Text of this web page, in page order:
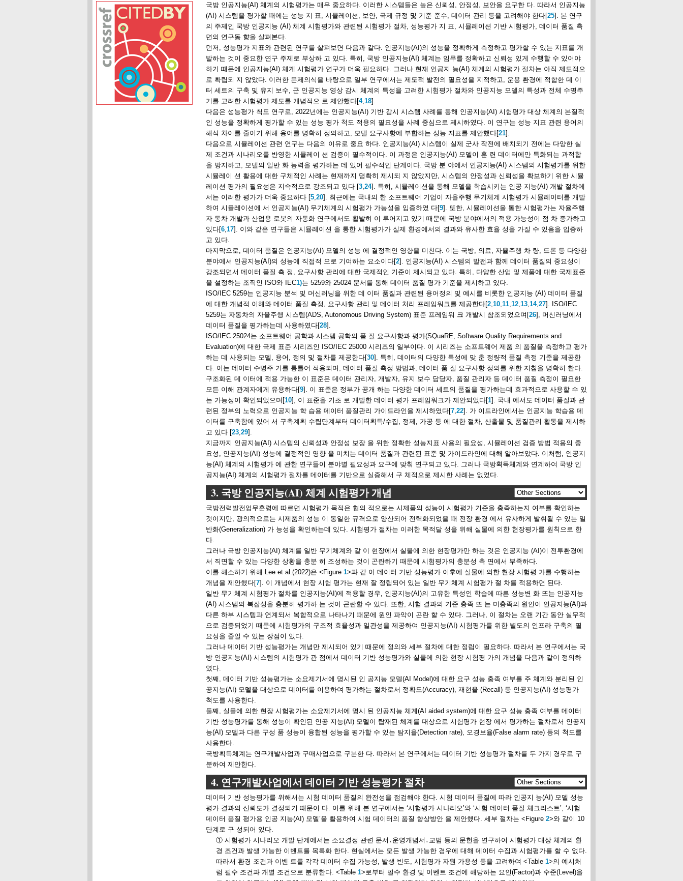
국방 인공지능(AI) 체계의 시험평가는 매우 중요하다. 이러한 시스템들은 높은 신뢰성, 안정성, 보안을 요구한 다. 따라서 인공지능
(AI) 시스템을 평가할 때에는 성능 지 표, 시뮬레이션, 보안, 국제 규정 및 기준 준수, 데이터 관리 등을 고려해야 한다[25]. 본 연구
의 주제인 국방 인공지능 (AI) 체계 시험평가와 관련된 시험평가 절차, 성능평가 지 표, 시뮬레이션 기반 시험평가, 데이터 품질 측
면의 연구동 향을 살펴본다.
먼저, 성능평가 지표와 관련된 연구를 살펴보면 다음과 같다. 인공지능(AI)의 성능을 정확하게 측정하고 평가할 수 있는 지표를 개
발하는 것이 중요한 연구 주제로 부상하 고 있다. 특히, 국방 인공지능(AI) 체계는 임무를 정확하고 신뢰성 있게 수행할 수 있어야
하기 때문에 인공지능(AI) 체계 시험평가 연구가 더욱 필요하다. 그러나 현재 인공지 능(AI) 체계의 시험평가 절차는 아직 제도적으
로 확립되 지 않았다. 이러한 문제의식을 바탕으로 일부 연구에서는 제도적 발전의 필요성을 지적하고, 운용 환경에 적합한 데 이
터 세트의 구축 및 유지 보수, 군 인공지능 영상 감시 체계의 특성을 고려한 시험평가 절차와 인공지능 모델의 특성과 전체 수명주
기를 고려한 시험평가 제도를 개념적으 로 제안했다[4, 18].
다음은 성능평가 척도 연구로, 2022년에는 인공지능(AI) 기반 감시 시스템 사례를 통해 인공지능(AI) 시험평가 대상 체계의 본질적
인 성능을 정확하게 평가할 수 있는 성능 평가 척도 적용의 필요성을 사례 중심으로 제시하였다. 이 연구는 성능 지표 관련 용어의
해석 차이를 줄이기 위해 용어를 명확히 정의하고, 모델 요구사항에 부합하는 성능 지표를 제안했다[21].
다음으로 시뮬레이션 관련 연구는 다음의 이유로 중요 하다. 인공지능(AI) 시스템이 실제 군사 작전에 배치되기 전에는 다양한 실
제 조건과 시나리오를 반영한 시뮬레이 션 검증이 필수적이다. 이 과정은 인공지능(AI) 모델이 훈 련 데이터에만 특화되는 과적합
을 방지하고, 모델의 일반 화 능력을 평가하는 데 있어 필수적인 단계이다. 국방 분 야에서 인공지능(AI) 시스템의 시험평가를 위한
시뮬레이 션 활용에 대한 구체적인 사례는 현재까지 명확히 제시되 지 않았지만, 시스템의 안정성과 신뢰성을 확보하기 위한 시뮬
레이션 평가의 필요성은 지속적으로 강조되고 있다 [3 24]. 특히, 시뮬레이션을 통해 모델을 학습시키는 인공 지능(AI) 개발 절차에
서는 이러한 평가가 더욱 중요하다 [5 20]. 최근에는 국내의 한 소프트웨어 기업이 자율주행 무기체계 시험평가 시뮬레이터를 개발
하여 시뮬레이션에 서 인공지능(AI) 무기체계의 시험평가 가능성을 입증하였 다[9]. 또한, 시뮬레이션을 통한 시험평가는 자율주행
자 동차 개발과 산업용 로봇의 자동화 연구에서도 활발히 이 루어지고 있기 때문에 국방 분야에서의 적용 가능성이 점 차 증가하고
있다[6 17]. 이와 같은 연구들은 시뮬레이션 을 통한 시험평가가 실제 환경에서의 결과와 유사한 효율 성을 가질 수 있음을 입증하
고 있다.
마지막으로, 데이터 품질은 인공지능(AI) 모델의 성능 에 결정적인 영향을 미친다. 이는 국방, 의료, 자율주행 차 량, 드론 등 다양한
분야에서 인공지능(AI)의 성능에 직접적 으로 기여하는 요소이다[2]. 인공지능(AI) 시스템의 발전과 함께 데이터 품질의 중요성이
강조되면서 데이터 품질 측 정, 요구사항 관리에 대한 국제적인 기준이 제시되고 있다. 특히, 다양한 산업 및 제품에 대한 국제표준
을 설정하는 조직인 ISO와 IEC1)는 5259와 25024 문서를 통해 데이터 품질 평가 기준을 제시하고 있다.
ISO/IEC 5259는 인공지능 분석 및 머신러닝을 위한 데 이터 품질과 관련된 용어정의 및 예시를 비롯한 인공지능 (AI) 데이터 품질
에 대한 개념적 이해와 데이터 품질 측정, 요구사항 관리 및 데이터 처리 프레임워크를 제공한다[2 10 11 12 13 14, 27]. ISO/IEC
5259는 자동차의 자율주행 시스템(ADS, Autonomous Driving System) 표준 프레임워 크 개발시 참조되었으며[26], 머신러닝에서
데이터 품질을 평가하는데 사용하였다[28].
ISO/IEC 25024는 소프트웨어 공학과 시스템 공학의 품 질 요구사항과 평가(SQuaRE, Software Quality Requirements and
Evaluation)에 대한 국제 표준 시리즈인 ISO/IEC 25000 시리즈의 일부이다. 이 시리즈는 소프트웨어 제품 의 품질을 측정하고 평가
하는 데 사용되는 모델, 용어, 정의 및 절차를 제공한다[30]. 특히, 데이터의 다양한 특성에 맞 춘 정량적 품질 측정 기준을 제공한
다. 이는 데이터 수명주 기를 통틀어 적용되며, 데이터 품질 측정 방법과, 데이터 품 질 요구사항 정의를 위한 지침을 명확히 한다.
구조화된 데 이터에 적용 가능한 이 표준은 데이터 관리자, 개발자, 유지 보수 담당자, 품질 관리자 등 데이터 품질 측정이 필요한
모든 이해 관계자에게 유용하다[9]. 이 표준은 정부가 공개 하는 다양한 데이터 세트의 품질을 평가하는데 효과적으로 사용할 수 있
는 가능성이 확인되었으며[10], 이 표준을 기초 로 개발한 데이터 평가 프레임워크가 제안되었다[1]. 국내 에서도 데이터 품질과 관
련된 정부의 노력으로 인공지능 학 습용 데이터 품질관리 가이드라인을 제시하였다[7 22]. 가 이드라인에서는 인공지능 학습용 데
이터를 구축함에 있어 서 구축계획 수립단계부터 데이터획득/수집, 정제, 가공 등 에 대한 절차, 산출물 및 품질관리 활동을 제시하
고 있다 [23 29].
지금까지 인공지능(AI) 시스템의 신뢰성과 안정성 보장 을 위한 정확한 성능지표 사용의 필요성, 시뮬레이션 검증 방법 적용의 중
요성, 인공지능(AI) 성능에 결정적인 영향 을 미치는 데이터 품질과 관련된 표준 및 가이드라인에 대해 알아보았다. 이처럼, 인공지
능(AI) 체계의 시험평가 에 관한 연구들이 분야별 필요성과 요구에 맞춰 연구되고 있다. 그러나 국방획득체계와 연계하여 국방 인
공지능(AI) 체계의 시험평가 절차를 데이터를 기반으로 실증해서 구 체적으로 제시한 사례는 없었다.
3. 국방 인공지능(AI) 체계 시험평가 개념
국방전력발전업무훈령에 따르면 시험평가 목적은 협의 적으로는 시제품의 성능이 시험평가 기준을 충족하는지 여부를 확인하는
것이지만, 광의적으로는 시제품의 성능 이 동일한 규격으로 양산되어 전력화되었을 때 전장 환경 에서 유사하게 발휘될 수 있는 일
반화(Generalization) 가 능성을 확인하는데 있다. 시험평가 절차는 이러한 목적달 성을 위해 실물에 의한 현장평가를 원칙으로 한
다.
그러나 국방 인공지능(AI) 체계를 일반 무기체계와 같 이 현장에서 실물에 의한 현장평가만 하는 것은 인공지능 (AI)이 전투환경에
서 직면할 수 있는 다양한 상황을 충분 히 조성하는 것이 곤란하기 때문에 시험평가의 충분성 측 면에서 부족하다.
이를 해소하기 위해 Lee et al.(2022)은 <Figure 1>과 같 이 데이터 기반 성능평가 이후에 실물에 의한 현장 시험평 가를 수행하는
개념을 제안했다[7]. 이 개념에서 현장 시험 평가는 현재 잘 정립되어 있는 일반 무기체계 시험평가 절 차를 적용하면 된다.
일반 무기체계 시험평가 절차를 인공지능(AI)에 적용할 경우, 인공지능(AI)의 고유한 특성인 학습에 따른 성능변 화 또는 인공지능
(AI) 시스템의 복잡성을 충분히 평가하 는 것이 곤란할 수 있다. 또한, 시험 결과의 기준 충족 또 는 미충족의 원인이 인공지능(AI)과
다른 하부 시스템과 연계되서 복합적으로 나타나기 때문에 원인 파악이 곤란 할 수 있다. 그러나, 이 절차는 오랜 기간 동안 실무적
으로 검증되었기 때문에 시험평가의 구조적 효율성과 일관성을 제공하여 인공지능(AI) 시험평가를 위한 별도의 인프라 구축의 필
요성을 줄일 수 있는 장점이 있다.
그러나 데이터 기반 성능평가는 개념만 제시되어 있기 때문에 정의와 세부 절차에 대한 정립이 필요하다. 따라서 본 연구에서는 국
방 인공지능(AI) 시스템의 시험평가 관 점에서 데이터 기반 성능평가와 실물에 의한 현장 시험평 가의 개념을 다음과 같이 정의하
였다.
첫째, 데이터 기반 성능평가는 소요제기서에 명시된 인 공지능 모델(AI Model)에 대한 요구 성능 충족 여부를 주 체계와 분리된 인
공지능(AI) 모델을 대상으로 데이터를 이용하여 평가하는 절차로서 정확도(Accuracy), 재현율 (Recall) 등 인공지능(AI) 성능평가
척도를 사용한다.
둘째, 실물에 의한 현장 시험평가는 소요제기서에 명시 된 인공지능 체계(AI aided system)에 대한 요구 성능 충족 여부를 데이터
기반 성능평가를 통해 성능이 확인된 인공 지능(AI) 모델이 탑재된 체계를 대상으로 시험평가 현장 에서 평가하는 절차로서 인공지
능(AI) 모델과 다른 구성 품 성능이 융합된 성능을 평가할 수 있는 탐지율(Detection rate), 오경보율(False alarm rate) 등의 척도를
사용한다.
국방획득체계는 연구개발사업과 구매사업으로 구분한 다. 따라서 본 연구에서는 데이터 기반 성능평가 절차를 두 가지 경우로 구
분하여 제안한다.
4. 연구개발사업에서 데이터 기반 성능평가 절차
데이터 기반 성능평가를 위해서는 시험 데이터 품질의 완전성을 점검해야 한다. 시험 데이터 품질에 따라 인공지 능(AI) 모델 성능
평가 결과의 신뢰도가 결정되기 때문이 다. 이를 위해 본 연구에서는 ‘시험평가 시나리오’와 ‘시험 데이터 품질 체크리스트’, ‘시험
데이터 품질 평가용 인공 지능(AI) 모델’을 활용하여 시험 데이터의 품질 향상방안 을 제안했다. 세부 절차는 <Figure 2>와 같이 10
단계로 구 성되어 있다.
① 시험평가 시나리오 개발 단계에서는 소요결정 관련 문서․운영개념서․교범 등의 문헌을 연구하여 시험평가 대상 체계의 환
경 조건과 발생 가능한 이벤트를 목록화 한다. 현실에서는 모든 발생 가능한 경우에 대해 데이터 수집과 시험평가를 할 수 없다.
따라서 환경 조건과 이벤 트를 각각 데이터 수집 가능성, 발생 빈도, 시험평가 자원 가용성 등을 고려하여 <Table 1>의 예시처
럼 필수 조건과 개별 조건으로 분류한다. <Table 1>로부터 필수 환경 및 이벤트 조건에 해당하는 요인(Factor)과 수준(Level)을